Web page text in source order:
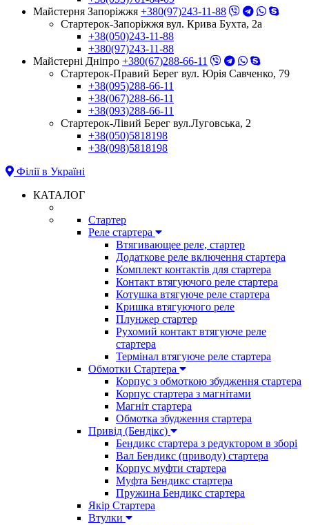
Майстерня Запоріжжя +380(97)243-11-88
Стартерок-Запоріжжя вул. Крива Бухта, 2а
+38(050)243-11-88
+380(97)243-11-88
Майстерні Днiпро +380(67)288-66-11
Стартерок-Правий Берег вул. Юрія Савченко, 79
+38(095)288-66-11
+38(067)288-66-11
+38(093)288-66-11
Стартерок-Лівий Берег вул.Луговська, 2
+38(050)5818198
+38(098)5818198
Філії в Україні
КАТАЛОГ
Стартер
Реле стартера
Втягивающее реле, стартер
Додаткове реле включення стартера
Комплект контактів для стартера
Контакт втягуючого реле стартера
Котушка втягуюче реле стартера
Кришка втягуючого реле
Плунжер стартер
Рухомий контакт втягуюче реле
стартера
Термінал втягуюче реле стартера
Обмотки Стартера
Корпус з обмоткою збудження стартера
Корпус стартера з магнітами
Магніт стартера
Обмотка збудження стартера
Привід (Бендікс)
Бендикс стартера з редуктором в зборі
Вал Бендикс (приводу) стартера
Корпус муфти стартера
Муфта Бендикс стартера
Пружина Бендикс стартера
Якір Стартера
Втулки